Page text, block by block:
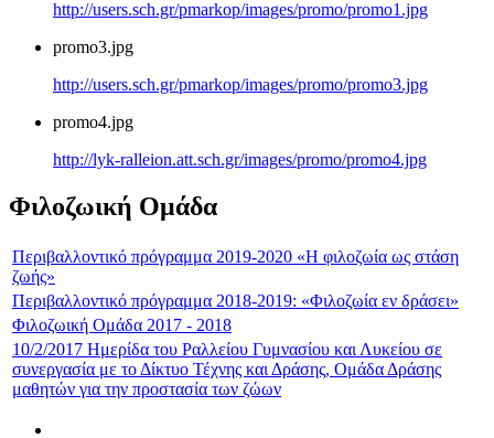
http://users.sch.gr/pmarkop/images/promo/promo1.jpg
promo3.jpg
http://users.sch.gr/pmarkop/images/promo/promo3.jpg
promo4.jpg
http://lyk-ralleion.att.sch.gr/images/promo/promo4.jpg
Φιλοζωική Ομάδα
Περιβαλλοντικό πρόγραμμα 2019-2020 «Η φιλοζωία ως στάση
ζωής»
Περιβαλλοντικό πρόγραμμα 2018-2019: «Φιλοζωία εν δράσει»
Φιλοζωική Ομάδα 2017 - 2018
10/2/2017 Ημερίδα του Ραλλείου Γυμνασίου και Λυκείου σε
συνεργασία με το Δίκτυο Τέχνης και Δράσης, Ομάδα Δράσης
μαθητών για την προστασία των ζώων